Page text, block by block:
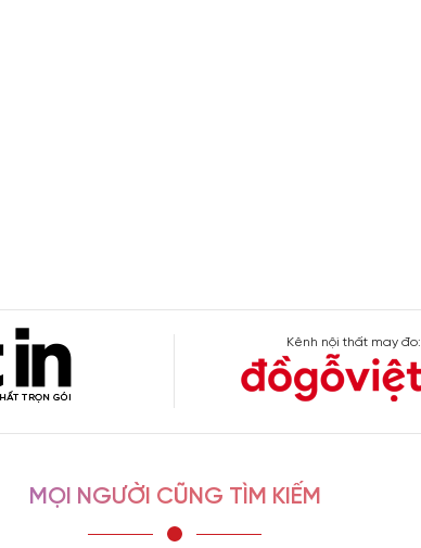
Kênh nội thất may đo:
MỌI NGƯỜI CŨNG TÌM KIẾM